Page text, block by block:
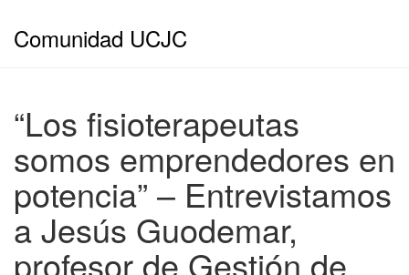
Comunidad UCJC
“Los fisioterapeutas
somos emprendedores en
potencia” – Entrevistamos
a Jesús Guodemar,
profesor de Gestión de